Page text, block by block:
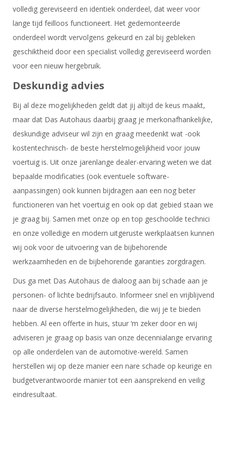
volledig gereviseerd en identiek onderdeel, dat weer voor
lange tijd feilloos functioneert. Het gedemonteerde
onderdeel wordt vervolgens gekeurd en zal bij gebleken
geschiktheid door een specialist volledig gereviseerd worden
voor een nieuw hergebruik.
Deskundig advies
Bij al deze mogelijkheden geldt dat jij altijd de keus maakt,
maar dat Das Autohaus daarbij graag je merkonafhankelijke,
deskundige adviseur wil zijn en graag meedenkt wat -ook
kostentechnisch- de beste herstelmogelijkheid voor jouw
voertuig is. Uit onze jarenlange dealer-ervaring weten we dat
bepaalde modificaties (ook eventuele software-
aanpassingen) ook kunnen bijdragen aan een nog beter
functioneren van het voertuig en ook op dat gebied staan we
je graag bij. Samen met onze op en top geschoolde technici
en onze volledige en modern uitgeruste werkplaatsen kunnen
wij ook voor de uitvoering van de bijbehorende
werkzaamheden en de bijbehorende garanties zorgdragen.
Dus ga met Das Autohaus de dialoog aan bij schade aan je
personen- of lichte bedrijfsauto. Informeer snel en vrijblijvend
naar de diverse herstelmogelijkheden, die wij je te bieden
hebben. Al een offerte in huis, stuur ‘m zeker door en wij
adviseren je graag op basis van onze decennialange ervaring
op alle onderdelen van de automotive-wereld. Samen
herstellen wij op deze manier een nare schade op keurige en
budgetverantwoorde manier tot een aansprekend en veilig
eindresultaat.